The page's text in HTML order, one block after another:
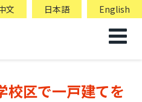
文 日本語 English
校区で一戸建てを